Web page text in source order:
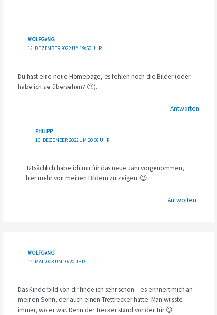
WOLFGANG
15. DEZEMBER 2022 UM 19:50 UHR
Du hast eine neue Homepage, es fehlen noch die Bilder (oder
habe ich sie übersehen? 😉).
Antworten
PHILIPP
16. DEZEMBER 2022 UM 20:08 UHR
Tatsächlich habe ich mir für das neue Jahr vorgenommen,
hier mehr von meinen Bildern zu zeigen. 😉
Antworten
WOLFGANG
12. MAI 2023 UM 10:20 UHR
Das Kinderbild von dir finde ich sehr schön – es erinnert mich an
meinen Sohn, der auch einen Trettrecker hatte. Man wusste
immer, wo er war. Denn der Trecker stand vor der Tür 😉